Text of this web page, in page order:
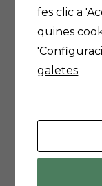
Previssió
fes clic a
quines
galetes